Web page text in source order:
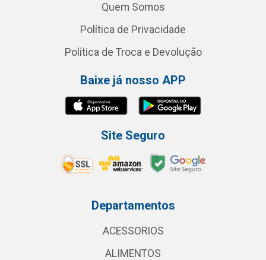
Quem Somos
Política de Privacidade
Política de Troca e Devolução
Baixe já nosso APP
Site Seguro
Departamentos
ACESSORIOS
ALIMENTOS